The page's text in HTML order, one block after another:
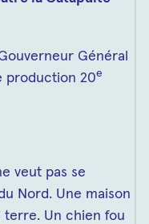
Général
production 20e
veut pas se
Nord. Une maison
terre. Un chien fou